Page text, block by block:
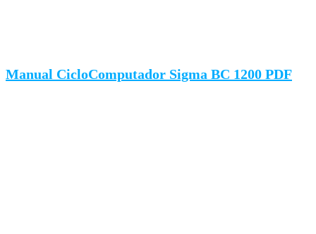
Manual CicloComputador Sigma BC 1200 PDF